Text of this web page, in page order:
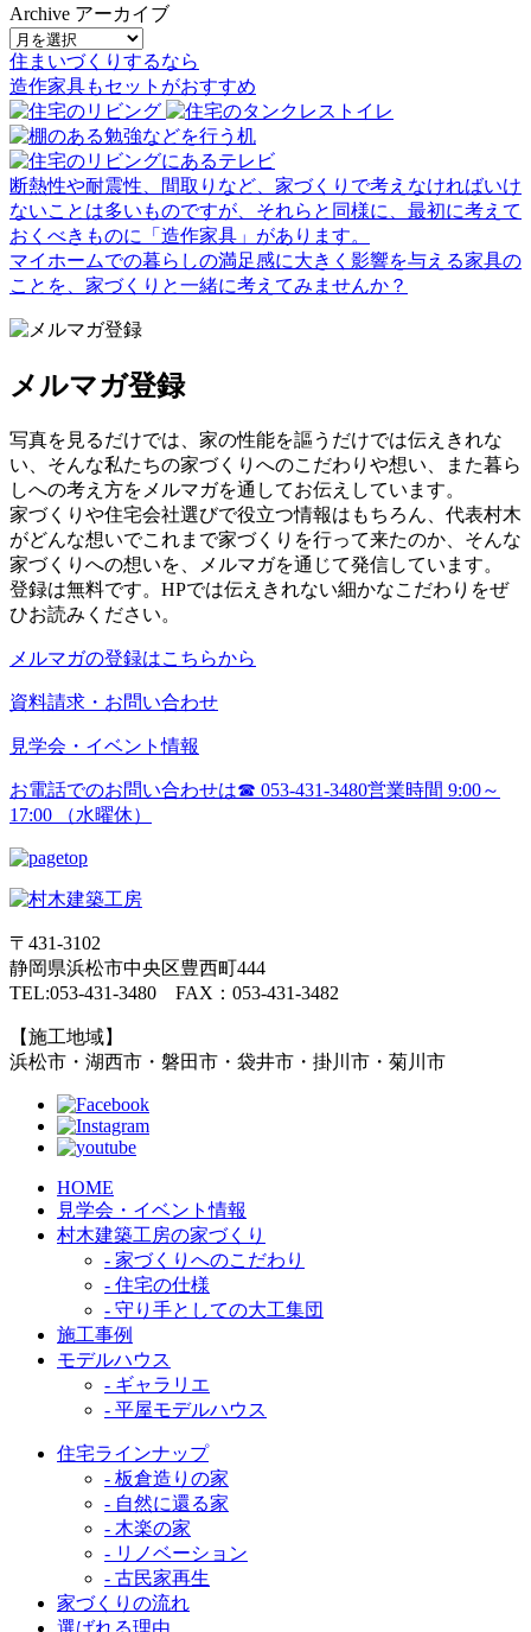
Archive アーカイブ
住まいづくりするなら
造作家具もセット がおすすめ
断熱性や耐震性、間取りなど、家づくりで考えなければいけ
ないことは多いものですが、それらと同様に、最初に考えて
おくべきものに「造作家具」があります。
マイホームでの暮らしの満足感に大きく影響を与える家具の
ことを、家づくりと一緒に考えてみませんか？
メルマガ登録
写真を見るだけでは、家の性能を謳うだけでは伝えきれな
い、そんな私たちの家づくりへのこだわりや想い、また暮ら
しへの考え方をメルマガを通してお伝えしています。
家づくりや住宅会社選びで役立つ情報はもちろん、代表村木
がどんな想いでこれまで家づくりを行って来たのか、そんな
家づくりへの想いを、メルマガを通じて発信しています。
登録は無料です。HPでは伝えきれない細かなこだわりをぜ
ひお読みください。
メルマガの登録はこちらから
資料請求・お問い合わせ
見学会・イベント情報
お電話でのお問い合わせは☎ 053-431-3480営業時間 9:00～
17:00 （水曜休）
〒431-3102
静岡県浜松市中央区豊西町444
TEL:053-431-3480 FAX：053-431-3482
【施工地域】
浜松市・湖西市・磐田市・袋井市・掛川市・菊川市
HOME
見学会・イベント情報
村木建築工房の家づくり
- 家づくりへのこだわり
- 住宅の仕様
- 守り手としての大工集団
施工事例
モデルハウス
- ギャラリエ
- 平屋モデルハウス
住宅ラインナップ
- 板倉造りの家
- 自然に還る家
- 木楽の家
- リノベーション
- 古民家再生
家づくりの流れ